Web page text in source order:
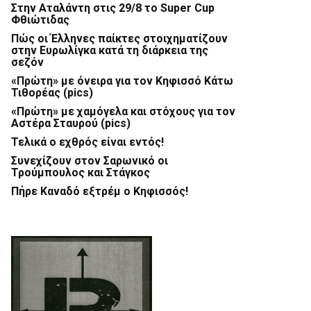
Στην Αταλάντη στις 29/8 το Super Cup
Φθιώτιδας
Πώς οι Έλληνες παίκτες στοιχηματίζουν
στην Ευρωλίγκα κατά τη διάρκεια της
σεζόν
«Πρώτη» με όνειρα για τον Κηφισσό Κάτω
Τιθορέας (pics)
«Πρώτη» με χαμόγελα και στόχους για τον
Αστέρα Σταυρού (pics)
Τελικά ο εχθρός είναι εντός!
Συνεχίζουν στον Σαρωνικό οι
Τρούμπουλος και Στάγκος
Πήρε Καναδό εξτρέμ ο Κηφισσός!